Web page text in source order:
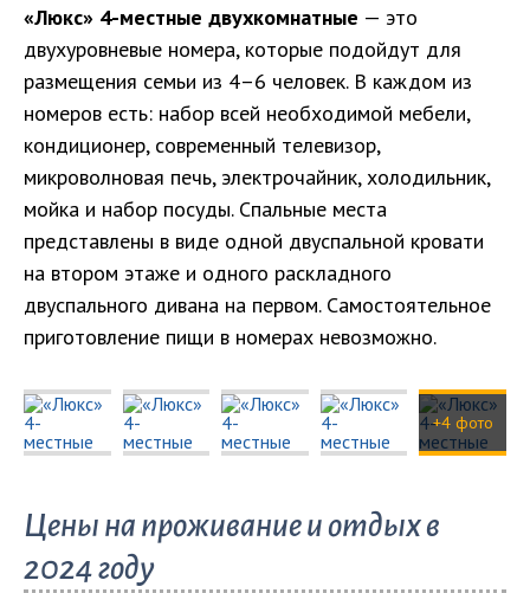
«Люкс» 4-местные двухкомнатные — это
двухуровневые номера, которые подойдут для
размещения семьи из 4–6 человек. В каждом из
номеров есть: набор всей необходимой мебели,
кондиционер, современный телевизор,
микроволновая печь, электрочайник, холодильник,
мойка и набор посуды. Спальные места
представлены в виде одной двуспальной кровати
на втором этаже и одного раскладного
двуспального дивана на первом. Самостоятельное
приготовление пищи в номерах невозможно.
+4 фото
Цены на проживание и отдых в
2024 году